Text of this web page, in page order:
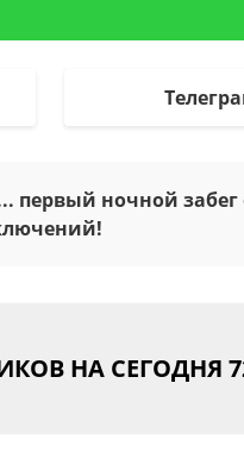
первый ночной
НА СЕГОДНЯ